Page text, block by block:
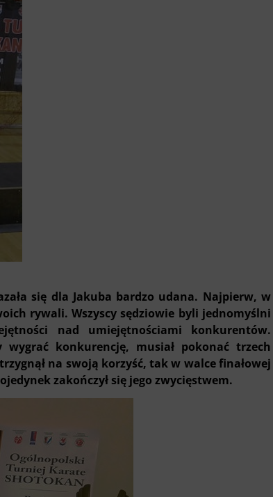
się dla Jakuba bardzo udana. Najpierw, w
rywali. Wszyscy sędziowie byli jednomyślni
nad umiejętnościami konkurentów.
konkurencję, musiał pokonać trzech
na swoją korzyść, tak w walce finałowej
zakończył się jego zwycięstwem.